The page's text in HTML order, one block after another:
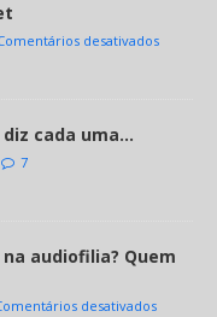
desativados
diz cada uma…
7
audiofilia? Quem
desativados